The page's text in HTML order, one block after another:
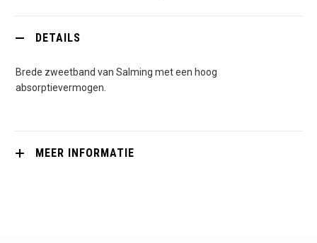
DETAILS
Brede zweetband van Salming met een hoog
absorptievermogen.
MEER INFORMATIE